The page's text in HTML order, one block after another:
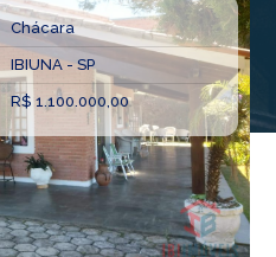
Chácara
IBIUNA - SP
R$ 1.100.000,00